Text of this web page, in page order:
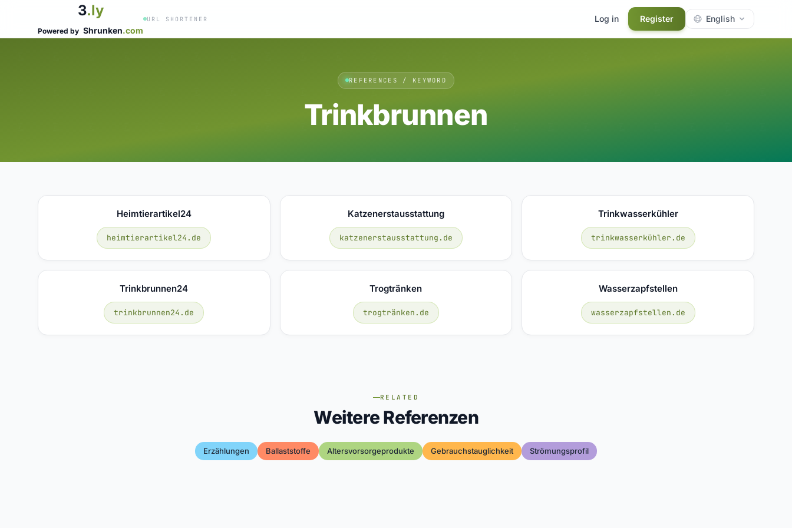
3.ly
Powered by Shrunken.com
URL SHORTENER Log in Register English
REFERENCES / KEYWORD
Trinkbrunnen
Heimtierartikel24
heimtierartikel24.de
Katzenerstausstattung
katzenerstausstattung.de
Trinkwasserkühler
trinkwasserkühler.de
Trinkbrunnen24
trinkbrunnen24.de
Trogtränken
trogtränken.de
Wasserzapfstellen
wasserzapfstellen.de
RELATED
Weitere Referenzen
Erzählungen Ballaststoffe Altersvorsorgeprodukte Gebrauchstauglichkeit Strömungsprofil